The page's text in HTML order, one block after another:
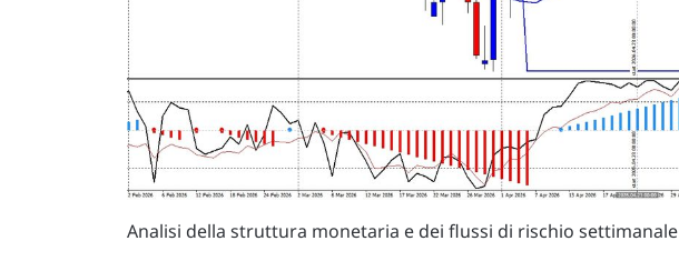
Analisi della struttura monetaria e dei flussi di rischio settimanale